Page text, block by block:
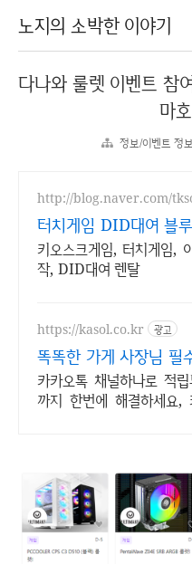
노지의 소박한 이야기
다나와 룰렛 이벤트 참
마
정보/이벤트 정보
http://blog.naver.com/
터치게임 DID대여 블
키오스크게임, 터치게임,
작, DID대여 렌탈
https://kasol.co.kr 광고
똑똑한 가게 사장님 필
카카오톡 채널하나로 적
까지 한번에 해결하세요,